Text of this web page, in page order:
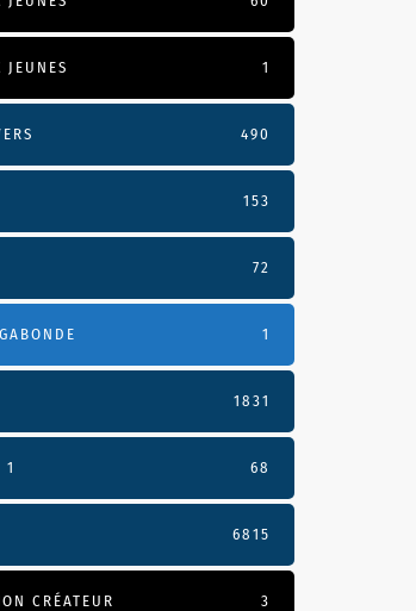
JEUNES 1
490
153
72
1
1831
1 68
6815
CRÉATEUR 3